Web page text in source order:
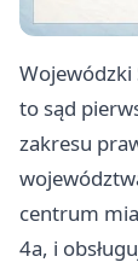
Wojewódzki
to sąd
zakresu
centrum
4a, i